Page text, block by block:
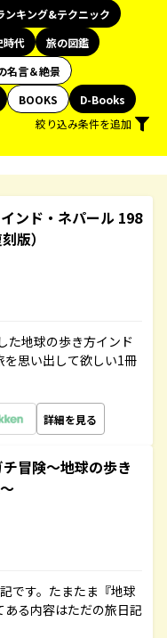
ンキング&テクニック
時代
旅の図鑑
名言＆絶景
BOOKS
D-Books
絞り込み条件を追加
ンド・ネパール 198
版）
た地球の歩き方インド
思い出して欲しい1冊
詳細を見る
冒険～地球の歩き
です。たまたま『地球
る内容はただの旅日記